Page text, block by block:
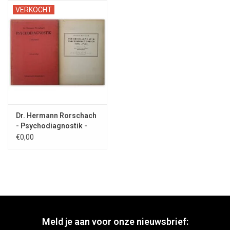
VERKOCHT
Dr. Hermann Rorschach
- Psychodiagnostik -
1954
€0,00
Meld je aan voor onze nieuwsbrief: